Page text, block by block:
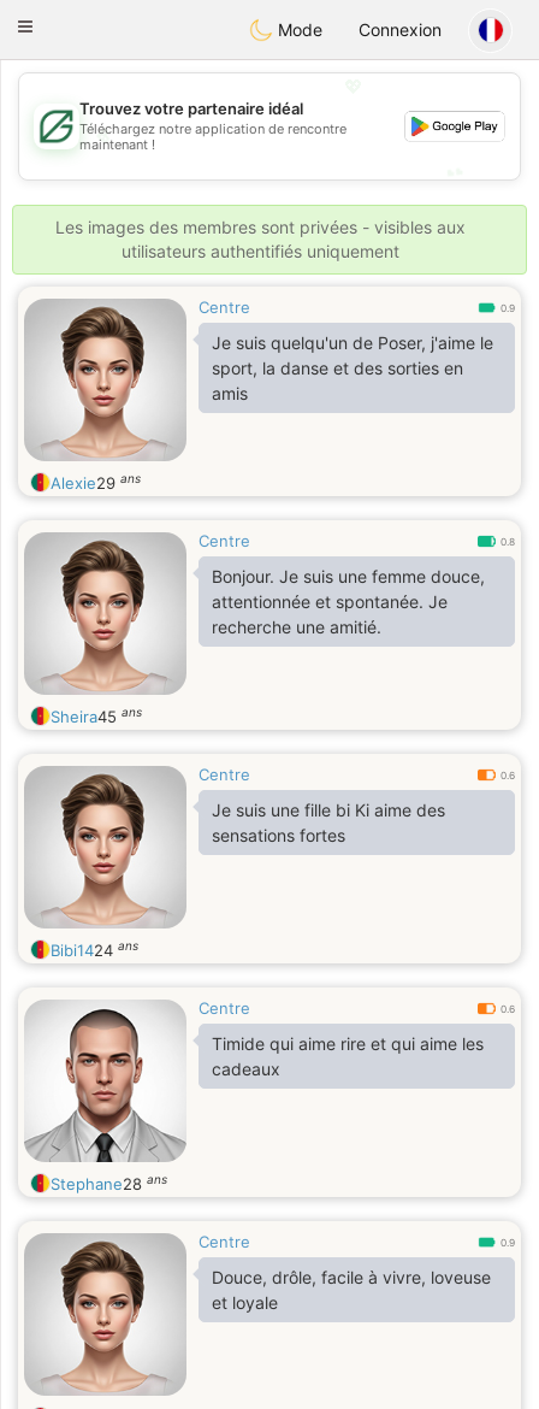
Gulf Dating
Toggle
Mode Connexion
💖
💕
Trouvez votre partenaire idéal
Téléchargez notre application de rencontre
maintenant !
Les images des membres sont privées - visibles aux
utilisateurs authentifiés uniquement
Centre 0.9
Je suis quelqu'un de Poser, j'aime le
sport, la danse et des sorties en
amis
Alexie29 ans
Centre 0.8
Bonjour. Je suis une femme douce,
attentionnée et spontanée. Je
recherche une amitié.
Sheira45 ans
Centre 0.6
Je suis une fille bi Ki aime des
sensations fortes
Bibi1424 ans
Centre 0.6
Timide qui aime rire et qui aime les
cadeaux
Stephane28 ans
Centre 0.9
Douce, drôle, facile à vivre, loveuse
et loyale